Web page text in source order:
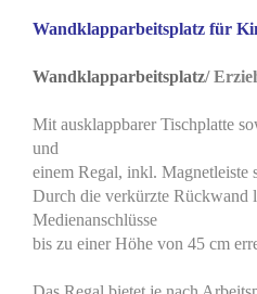
Wandklapparbeitsplatz für
Wandklapparbeitsplatz/
Mit ausklappbarer Tischplatte
und
einem Regal, inkl. Magnetleiste
Durch die verkürzte Rückwand
Medienanschlüsse
bis zu einer Höhe von 45 cm